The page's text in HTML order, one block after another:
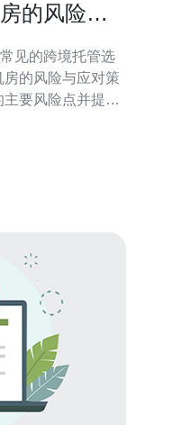
的风险与
见的跨境托管选
房的风险与应对策
要风险点并提供